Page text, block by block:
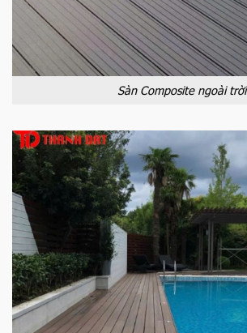
Sàn Composite ngoài trời